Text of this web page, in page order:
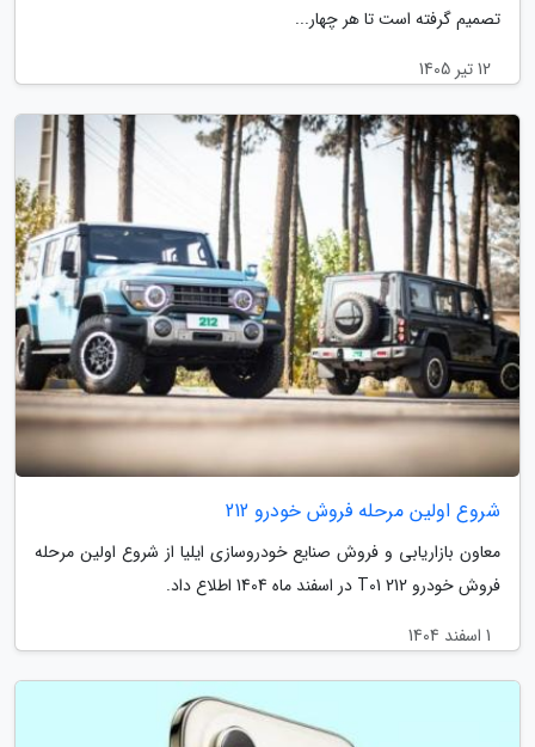
تصمیم گرفته است تا هر چهار...
12 تیر 1405
شروع اولین مرحله فروش خودرو 212
معاون بازاریابی و فروش صنایع خودروسازی ایلیا از شروع اولین مرحله
فروش خودرو 212 T01 در اسفند ماه 1404 اطلاع داد.
1 اسفند 1404